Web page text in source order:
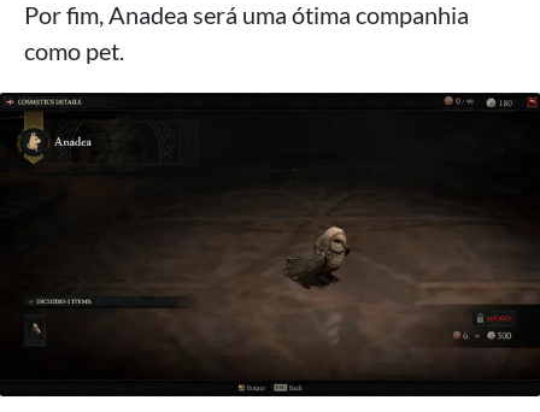
Por fim, Anadea será uma ótima companhia
como pet.